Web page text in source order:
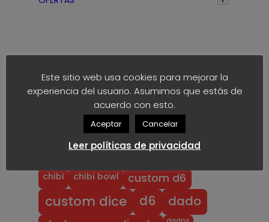
Etiquetas
akaro dice anime block
chibi chibi bowl custom d6
custom dice d6 dado
Este sitio web usa cookies para mejorar la
experiencia del usuario. Asumimos que estás de
acuerdo con esto.
Aceptar Cancelar
Leer políticas de privacidad